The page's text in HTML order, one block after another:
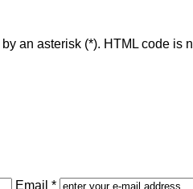
an asterisk (*). HTML code is
Email *